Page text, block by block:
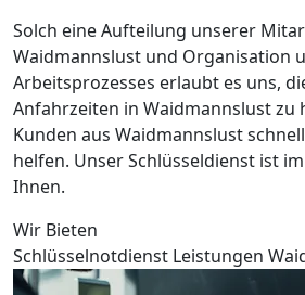
Solch eine Aufteilung unserer
Waidmannslust und Organisation
Arbeitsprozesses erlaubt es uns,
Anfahrzeiten in Waidmannslust zu
Kunden aus Waidmannslust
helfen. Unser Schlüsseldienst ist
Ihnen.
Wir Bieten
Schlüsselnotdienst Leistungen